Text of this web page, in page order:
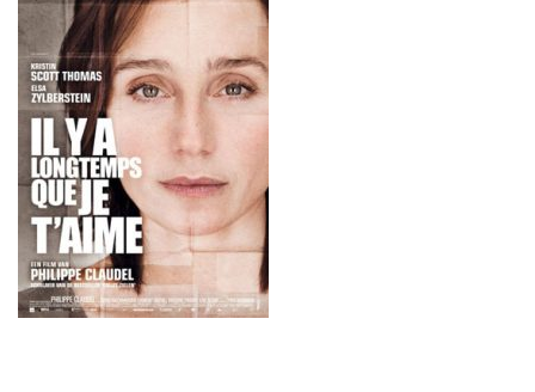
Musical
Oorlogsfilm
Romantische komedie
Thriller